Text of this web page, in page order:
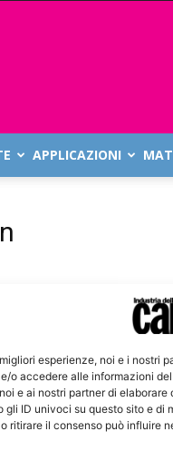
esperienze, noi e i nostri
o accedere alle informazioni
e ai nostri partner di
gli ID univoci su questo sito e di
ritirare il consenso può influire
APPLICAZIONI